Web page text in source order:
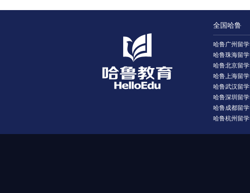
全国哈鲁
哈鲁广州留学
哈鲁珠海留学
哈鲁北京留学
哈鲁上海留学
哈鲁武汉留学
哈鲁深圳留学
哈鲁成都留学
哈鲁杭州留学